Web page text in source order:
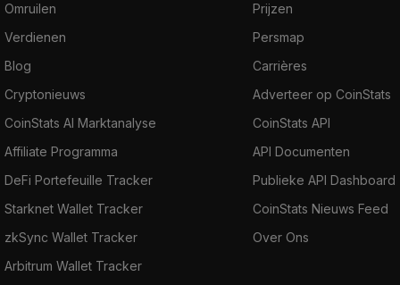
Omruilen
Verdienen
Blog
Cryptonieuws
CoinStats AI Marktanalyse
Affiliate Programma
DeFi Portefeuille Tracker
Starknet Wallet Tracker
zkSync Wallet Tracker
Arbitrum Wallet Tracker
Prijzen
Persmap
Carrières
Adverteer op CoinStats
CoinStats API
API Documenten
Publieke API Dashboard
CoinStats Nieuws Feed
Over Ons